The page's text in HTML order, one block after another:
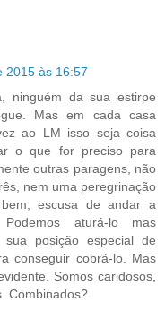
2015 às 16:57
ninguém da sua estirpe
Mas em cada casa
ao LM isso seja coisa
o que for preciso para
outras paragens, não
nem uma peregrinação
escusa de andar a
aturá-lo mas
sua posição especial de
conseguir cobrá-lo. Mas
Somos caridosos,
Combinados?